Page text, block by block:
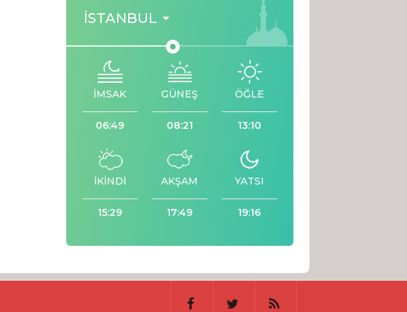
İSTANBUL
İMSAK
06:49
GÜNEŞ
08:21
ÖĞLE
13:10
İKİNDİ
15:29
AKŞAM
17:49
YATSI
19:16